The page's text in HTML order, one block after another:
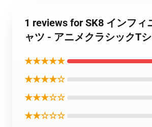
1 reviews for SK8 インフィ
ャツ - アニメクラシックT
★★★★★
★★★★☆
★★★☆☆
★★☆☆☆